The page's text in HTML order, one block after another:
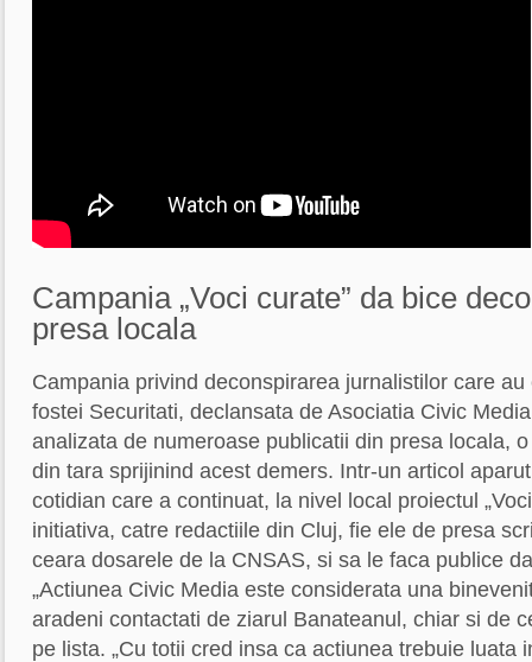
Campania „Voci curate” da bice
presa locala
Campania privind deconspirarea jurnalistilor care
fostei Securitati, declansata de Asociatia Civic
analizata de numeroase publicatii din presa locala,
din tara sprijinind acest demers. Intr-un articol
cotidian care a continuat, la nivel local proiectul
initiativa, catre redactiile din Cluj, fie ele de presa
ceara dosarele de la CNSAS, si sa le faca publice
„Actiunea Civic Media este considerata una
aradeni contactati de ziarul Banateanul, chiar si de
pe lista. „Cu totii cred insa ca actiunea trebuie luata